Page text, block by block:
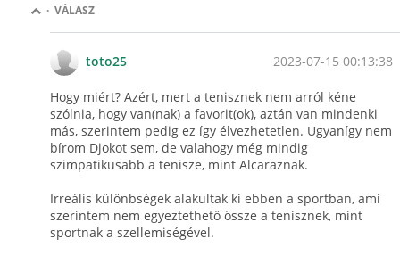
· VÁLASZ
toto25 2023-07-15 00:13:38
Hogy miért? Azért, mert a tenisznek nem arról kéne
szólnia, hogy van(nak) a favorit(ok), aztán van mindenki
más, szerintem pedig ez így élvezhetetlen. Ugyanígy nem
bírom Djokot sem, de valahogy még mindig
szimpatikusabb a tenisze, mint Alcaraznak.
Irreális különbségek alakultak ki ebben a sportban, ami
szerintem nem egyeztethető össze a tenisznek, mint
sportnak a szellemiségével.